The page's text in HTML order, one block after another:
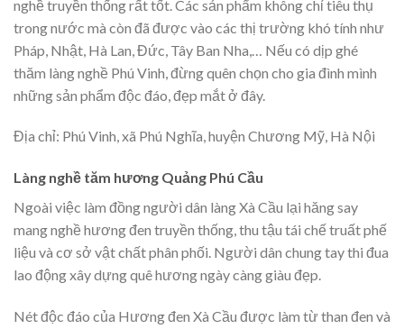
nghề truyền thống rất tốt. Các sản phẩm không chỉ tiêu thụ
trong nước mà còn đã được vào các thị trường khó tính như
Pháp, Nhật, Hà Lan, Đức, Tây Ban Nha,… Nếu có dịp ghé
thăm làng nghề Phú Vinh, đừng quên chọn cho gia đình mình
những sản phẩm độc đáo, đẹp mắt ở đây.
Địa chỉ: Phú Vinh, xã Phú Nghĩa, huyện Chương Mỹ, Hà Nội
Làng nghề tăm hương Quảng Phú Cầu
Ngoài việc làm đồng người dân làng Xà Cầu lại hăng say
mang nghề hương đen truyền thống, thu tậu tái chế truất phế
liệu và cơ sở vật chất phân phối. Người dân chung tay thi đua
lao động xây dựng quê hương ngày càng giàu đẹp.
Nét độc đáo của Hương đen Xà Cầu được làm từ than đen và